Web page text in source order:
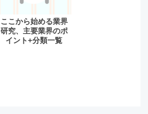
ここから始める業界
研究、主要業界のポ
イント+分類一覧